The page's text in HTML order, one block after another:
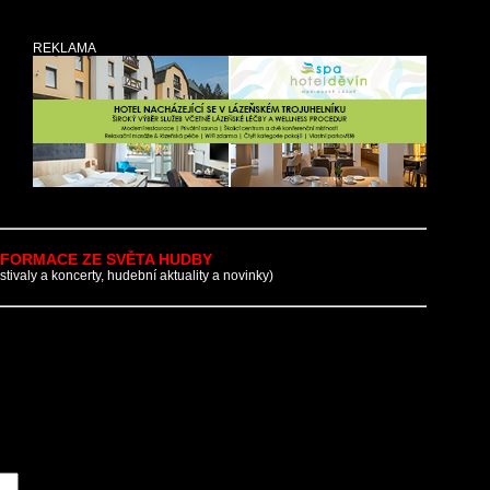
REKLAMA
ZE SVĚTA HUDBY
a koncerty, hudební aktuality a novinky)